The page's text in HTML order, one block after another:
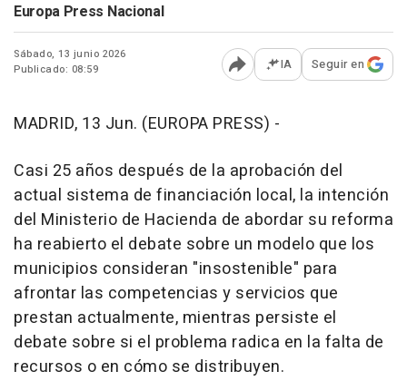
Europa Press Nacional
Sábado, 13 junio 2026
Publicado: 08:59
Abrir opciones para
IA Seguir en
MADRID, 13 Jun. (EUROPA PRESS) -
Casi 25 años después de la aprobación del
actual sistema de financiación local, la intención
del Ministerio de Hacienda de abordar su reforma
ha reabierto el debate sobre un modelo que los
municipios consideran "insostenible" para
afrontar las competencias y servicios que
prestan actualmente, mientras persiste el
debate sobre si el problema radica en la falta de
recursos o en cómo se distribuyen.